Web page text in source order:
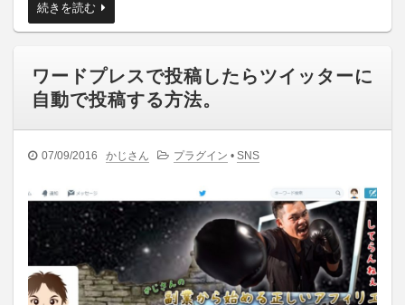
続きを読む
ワードプレスで投稿したらツイッターに
自動で投稿する方法。
07/09/2016 かじさん プラグイン • SNS